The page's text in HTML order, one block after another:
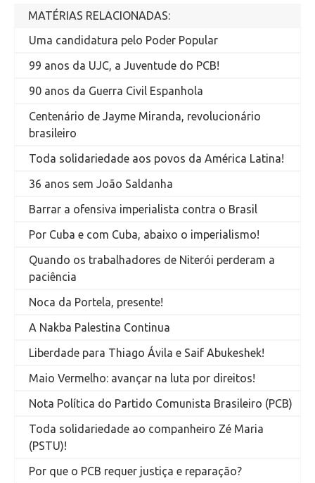
MATÉRIAS RELACIONADAS:
Uma candidatura pelo Poder Popular
99 anos da UJC, a Juventude do PCB!
90 anos da Guerra Civil Espanhola
Centenário de Jayme Miranda, revolucionário
brasileiro
Toda solidariedade aos povos da América Latina!
36 anos sem João Saldanha
Barrar a ofensiva imperialista contra o Brasil
Por Cuba e com Cuba, abaixo o imperialismo!
Quando os trabalhadores de Niterói perderam a
paciência
Noca da Portela, presente!
A Nakba Palestina Continua
Liberdade para Thiago Ávila e Saif Abukeshek!
Maio Vermelho: avançar na luta por direitos!
Nota Política do Partido Comunista Brasileiro (PCB)
Toda solidariedade ao companheiro Zé Maria
(PSTU)!
Por que o PCB requer justiça e reparação?